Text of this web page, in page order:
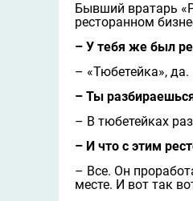
Бывший вратарь
ресторанном
– У тебя же был
– «Тюбетейка», да.
– Ты
– В тюбетейках
– И что с этим
– Все. Он
месте. И вот так